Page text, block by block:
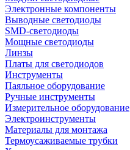
Электронные компоненты
Выводные светодиоды
SMD-светодиоды
Мощные светодиоды
Линзы
Платы для светодиодов
Инструменты
Паяльное оборудование
Ручные инструменты
Измерительное оборудование
Электроинструменты
Материалы для монтажа
Термоусаживаемые трубки